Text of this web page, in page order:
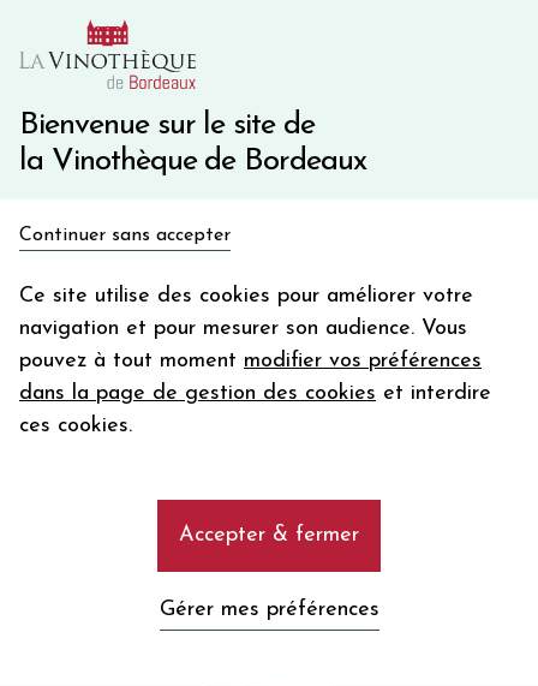
Bienvenue sur le site de
la Vinothèque de Bordeaux
Continuer sans accepter
Ce site utilise des cookies pour améliorer votre
navigation et pour mesurer son audience. Vous
pouvez à tout moment modifier vos préférences
dans la page de gestion des cookies et interdire
ces cookies.
Accepter & fermer
Gérer mes préférences
10€ de remise immédiate sur votre première commande
Une question ?
en bon d'achat
Votre
email
En m’abonnant, j’accepte de recevoir la newsletter de la